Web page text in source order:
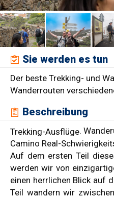
Sie werden es tun
Der beste Trekking- und
Wanderrouten
Beschreibung
Trekking-Ausflüge.
Camino Real-
Auf dem ersten Teil
werden wir von
einen herrlichen Blick auf
Teil wandern wir